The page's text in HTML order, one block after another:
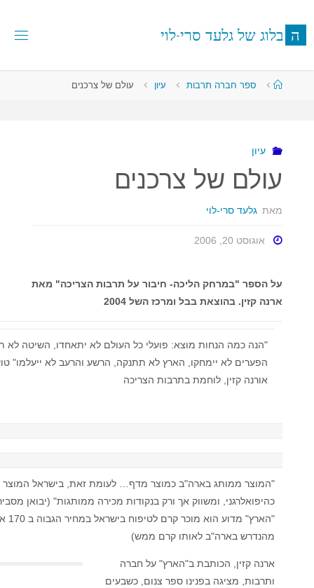
לתוכן
ה בלוג של גלעד סרי-לוי
עמודספר חברה תרבות עיון עולם של צרכנים
עיון
עולם של צרכנים
מאת גלעד סרי-לוי
אוגוסט 20, 2006
על הספר "במרחק הליכה- חיבור על תרבות הצריכה" מאת
ארנה קזין. בהוצאת בבל ומרכז השל 2004
"הנה כמה הנחות מוצא: פועלי כל העולם לא יתאחדו, השיטה לא
הפערים לא יימחקו, הארץ לא תתנקה, הרשע והרעב לא ייעלמו"
אורנה קזין, לוחמת בתרבות הצריכה
"המוצר ממותג בארה"ב כמוצר מדף… לעומת זאת, בישראל המוצר
כהיפואלרגני, ומשווק אך ורק בנקודות מכירה ממותגות" (יבואן
"הארץ" מדוע
מהנדרש בארה"ב לאותו קרם ממש)
ארנה קזין, הכותבת ב"הארץ" על חברה
ותרבות, מציגה בפנינו ספר צנום, כשבעים